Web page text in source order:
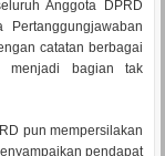
Anggota DPRD
catatan berbagai
menjadi bagian tak
pun mempersilakan
pendapat